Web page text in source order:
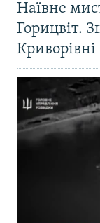
Наївне
Горицвіт.
Криворівні